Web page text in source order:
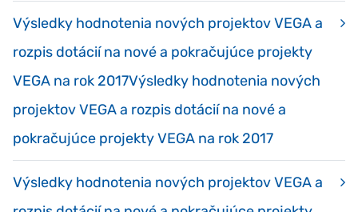
Výsledky hodnotenia nových projektov VEGA a
rozpis dotácií na nové a pokračujúce projekty
VEGA na rok 2017Výsledky hodnotenia nových
projektov VEGA a rozpis dotácií na nové a
pokračujúce projekty VEGA na rok 2017
Výsledky hodnotenia nových projektov VEGA a